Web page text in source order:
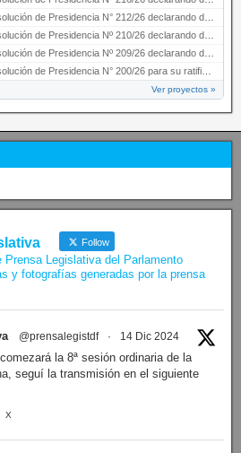
Presidencia N° 212/26 declarando de interés provincial el “50° A…
Presidencia Nº 210/26 declarando de interés provincial el proyec…
Presidencia Nº 209/26 declarando de interés provincial la presen…
de Presidencia N° 200/26 para su ratificación.
Ver proyectos »
Follow
Prensa Legislativa del Parlamento
y fotografías generadas por la prensa
@prensalegistdf · 14 Dic 2024
la 8ª sesión ordinaria de la
seguí la transmisión en el siguiente
X